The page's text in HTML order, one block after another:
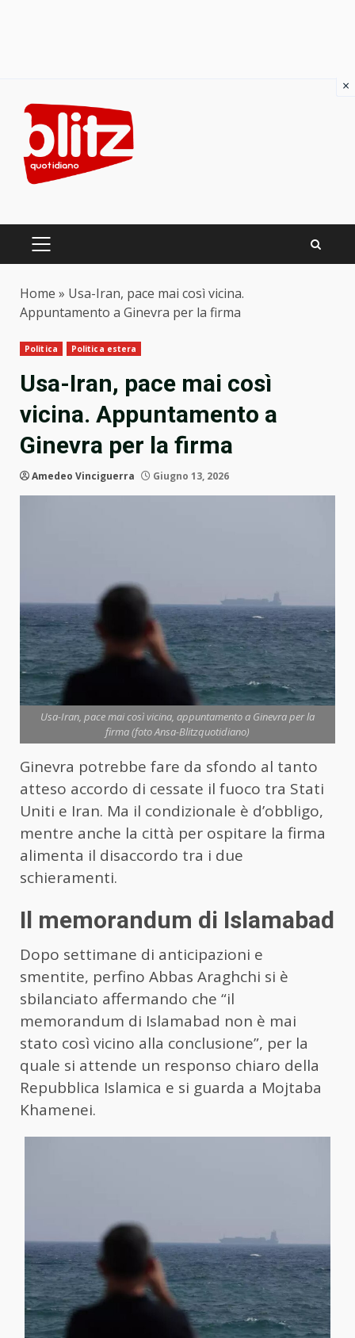
content
PRIMARY
Home » Usa-Iran, pace mai così vicina.
Appuntamento a Ginevra per la firma
Politica Politica estera
Usa-Iran, pace mai così
vicina. Appuntamento a
Ginevra per la firma
Amedeo Vinciguerra Giugno 13, 2026
Usa-Iran, pace mai così vicina, appuntamento a Ginevra per la
firma (foto Ansa-Blitzquotidiano)
Ginevra potrebbe fare da sfondo al tanto
atteso accordo di cessate il fuoco tra Stati
Uniti e Iran. Ma il condizionale è d’obbligo,
mentre anche la città per ospitare la firma
alimenta il disaccordo tra i due
schieramenti.
Il memorandum di Islamabad
Dopo settimane di anticipazioni e
smentite, perfino Abbas Araghchi si è
sbilanciato affermando che “il
memorandum di Islamabad non è mai
stato così vicino alla conclusione”, per la
quale si attende un responso chiaro della
Repubblica Islamica e si guarda a Mojtaba
Khamenei.
×